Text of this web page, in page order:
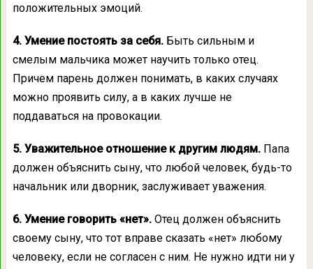
положительных эмоций.
4. Умение постоять за себя.Быть сильным и
смелым мальчика может научить только отец.
Причем парень должен понимать, в каких случаях
можно проявить силу, а в каких лучше не
поддаваться на провокации.
5. Уважительное отношение к другим людям.Папа
должен объяснить сыну, что любой человек, будь-то
начальник или дворник, заслуживает уважения.
6. Умение говорить «нет».Отец должен объяснить
своему сыну, что тот вправе сказать «нет» любому
человеку, если не согласен с ним. Не нужно идти ни у